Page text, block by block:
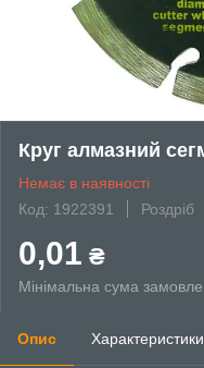
Круг алмазний
Немає в наявності
Код: 1922391
Роздріб
0,01 ₴
Мінімальна сума
Опис Характеристики